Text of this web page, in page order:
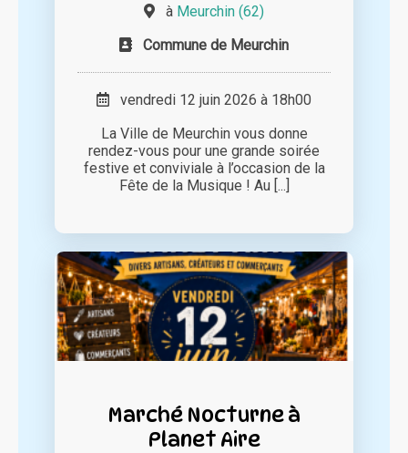
à Meurchin (62)
Commune de Meurchin
vendredi 12 juin 2026 à 18h00
La Ville de Meurchin vous donne
rendez-vous pour une grande soirée
festive et conviviale à l’occasion de la
Fête de la Musique ! Au [...]
Marché Nocturne à
Planet Aire